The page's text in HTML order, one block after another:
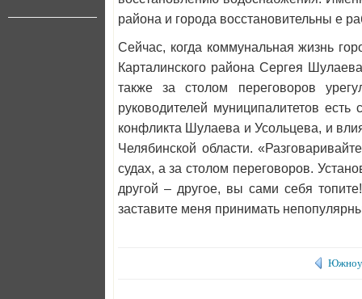
района и города восстановительны е
Сейчас, когда коммунальная жизнь
Карталинского района Сергея
также за столом переговоров
руководителей муниципалитетов
конфликта Шулаева и Усольцева, и
Челябинской области.
судах, а за столом переговоров.
другой – другое, вы сами себя
заставите меня принимать